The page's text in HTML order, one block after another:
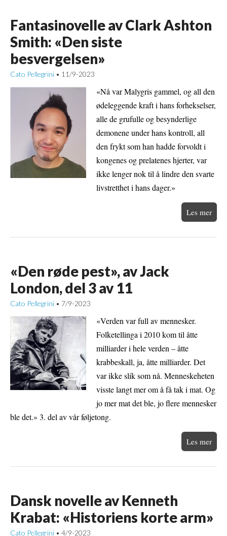
Fantasinovelle av Clark Ashton
Smith: «Den siste
besvergelsen»
Cato Pellegrini • 11/9-2023
«Nå var Malygris gammel, og all den
ødeleggende kraft i hans forhekselser,
alle de grufulle og besynderlige
demonene under hans kontroll, all
den frykt som han hadde forvoldt i
kongenes og prelatenes hjerter, var
ikke lenger nok til å lindre den svarte
livstretthet i hans dager.»
Les mer
«Den røde pest», av Jack
London, del 3 av 11
Cato Pellegrini • 7/9-2023
«Verden var full av mennesker.
Folketellinga i 2010 kom til åtte
milliarder i hele verden – åtte
krabbeskall, ja, åtte milliarder. Det
var ikke slik som nå. Menneskeheten
visste langt mer om å få tak i mat. Og
jo mer mat det ble, jo flere mennesker
ble det.» 3. del av vår føljetong.
Les mer
Dansk novelle av Kenneth
Krabat: «Historiens korte arm»
Cato Pellegrini • 4/9-2023